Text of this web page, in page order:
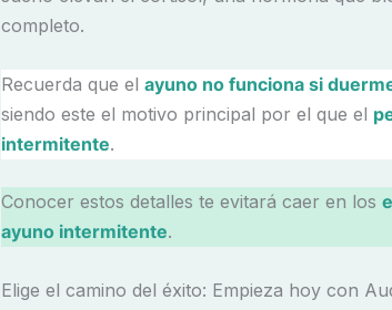
completo.
Recuerda que el ayuno no funciona si
siendo este el motivo principal por el que el
intermitente.
Conocer estos detalles te evitará caer en los
ayuno intermitente.
Elige el camino del éxito: Empieza hoy con